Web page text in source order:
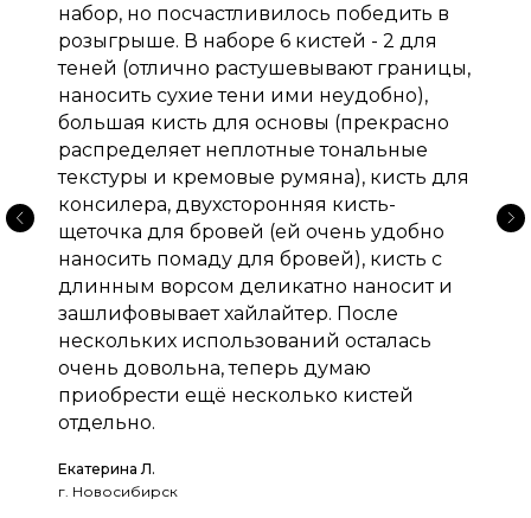
набор, но посчастливилось победить в
розыгрыше. В наборе 6 кистей - 2 для
теней (отлично растушевывают границы,
наносить сухие тени ими неудобно),
большая кисть для основы (прекрасно
распределяет неплотные тональные
текстуры и кремовые румяна), кисть для
консилера, двухсторонняя кисть-
щеточка для бровей (ей очень удобно
наносить помаду для бровей), кисть с
длинным ворсом деликатно наносит и
зашлифовывает хайлайтер. После
нескольких использований осталась
очень довольна, теперь думаю
приобрести ещё несколько кистей
отдельно.
Екатерина Л.
г. Новосибирск